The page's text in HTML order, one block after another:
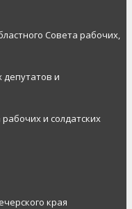
Совета рабочих,
депутатов и
и солдатских
края